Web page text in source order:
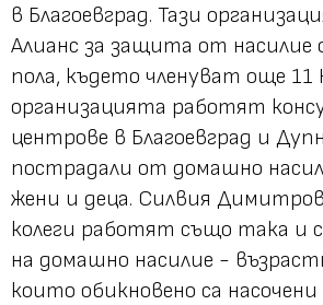
в Благоевград. Тази
Алианс за защита от насилие
пола, където членуват още
организацията работят
центрове в Благоевград и
пострадали от домашно
жени и деца. Силвия
колеги работят също така и
на домашно насилие -
които обикновено са